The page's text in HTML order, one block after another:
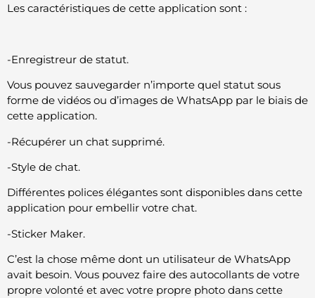
Les caractéristiques de cette application sont :
-Enregistreur de statut.
Vous pouvez sauvegarder n’importe quel statut sous
forme de vidéos ou d’images de WhatsApp par le biais de
cette application.
-Récupérer un chat supprimé.
-Style de chat.
Différentes polices élégantes sont disponibles dans cette
application pour embellir votre chat.
-Sticker Maker.
C’est la chose même dont un utilisateur de WhatsApp
avait besoin. Vous pouvez faire des autocollants de votre
propre volonté et avec votre propre photo dans cette